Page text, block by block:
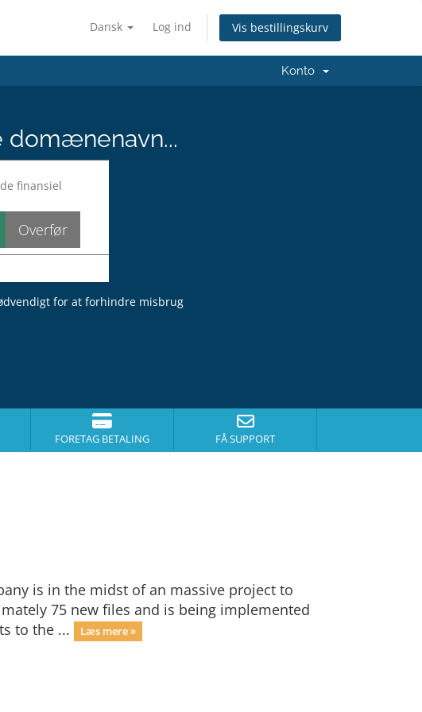
Dansk Log ind Vis bestillingskurv
Konto
for at forhindre misbrug
FORETAG BETALING FÅ SUPPORT
is in the midst of an massive project to
75 new files and is being implemented
to the ...
Læs mere »